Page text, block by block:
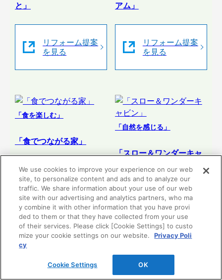
と」
リフォーム提案
を見る
アム」
リフォーム提案
を見る
「食を楽しむ」
「食でつながる家」
リフォーム提案
を見る
「自然を感じる」
「スロー＆ワンダーキャ
リフォーム提案
を見る
We use cookies to improve your experience on our web
site, to personalize content and ads and to analyze our
traffic. We share information about your use of our web
site with our advertising and analytics partners, who ma
y combine it with other information that you have provi
ded to them or that they have collected from your use
of their services. Please click [Cookie Settings] to custo
mize your cookie settings on our website.
Privacy Poli
cy
Cookie Settings OK